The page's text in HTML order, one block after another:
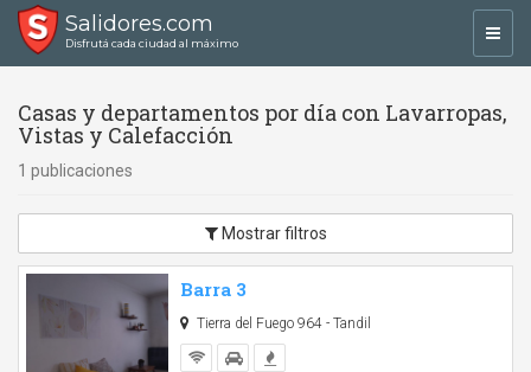
Salidores.com
Disfrutá cada ciudad al máximo
Casas y departamentos por día con Lavarropas,
Vistas y Calefacción
1 publicaciones
Mostrar filtros
Barra 3
Tierra del Fuego 964 - Tandil